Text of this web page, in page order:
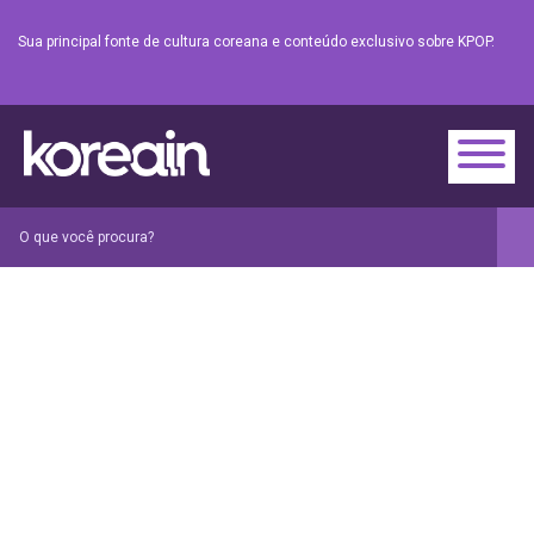
Sua principal fonte de cultura coreana e conteúdo exclusivo sobre KPOP.